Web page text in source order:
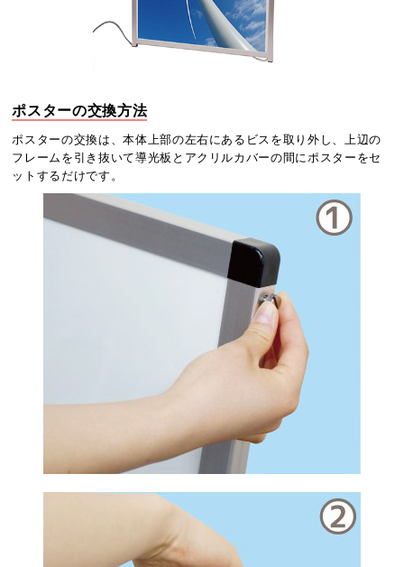
ポスターの交換方法
ポスターの交換は、本体上部の左右にあるビスを取り外し、上辺の
フレームを引き抜いて導光板とアクリルカバーの間にポスターをセ
ットするだけです。